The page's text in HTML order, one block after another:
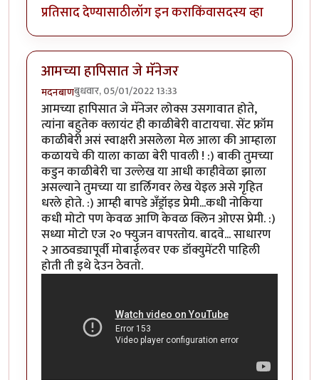
प्रतिसाद देण्यासाठीलॉग इन कराकिंवासदस्य व्हा
आमच्या हापिसात जे मॅनेजर
मदनबाणबुधवार, 05/01/2022 13:33
आमच्या हापिसात जे मॅनेजर लोक्स उसगावात होते,
त्यांना बहुतेक क्लायंट ही काळीबेरी वाटायचा. सेंट फ्रॉम
काळीबेरी असं स्वाक्षरी असलेला मेल आला की आम्हाला
कळायचे की याला काळा बेरी पावली ! :) बाकी तुमच्या
कडुन काळीबेरी चा उल्लेख या आधी काहीवेळा झाला
असल्याने तुमच्या या डार्लिगवर लेख येइल असे गृहित
धरले होते. :) आम्ही बापडे अँड्रॉइड प्रेमी...कधी नोकिया
कधी मोटो पण केवळ आणि केवळ क्लिन ओएस प्रेमी. :)
सध्या मोटो एज २० फ्युजन वापरतोय. बादवे... साधारण
२ आठवड्यापूर्वी मोबाईलवर एक डॉक्युमेंटरी पाहिली
होती ती इथे देउन ठेवतो.